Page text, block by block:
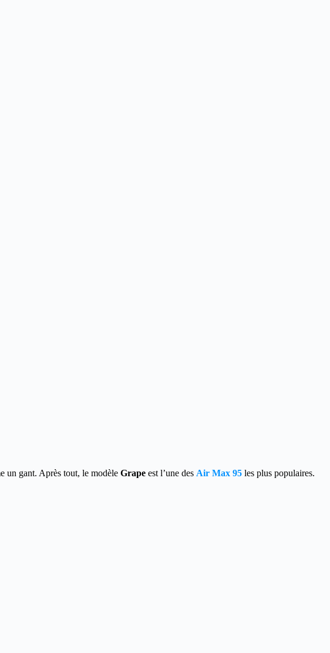
un gant. Après tout, le modèle Grape est l’une des Air Max 95 les plus populaires.